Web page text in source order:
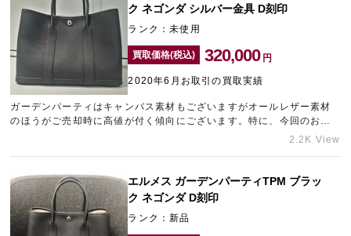
ク ネゴンダ シルバー金具 D刻印
ランク：未使用
買取価格(税込) 320,000 円
2020年6月お取引の買取実績
ガーデンパーティはキャンバス素材もございますがオールレザー素材
のほうがご売却時に高値が付く傾向にございます。特に、今回のお買
い取りアイテムのようなブラックなどモノトーン系のカラーは使いや
2.2K View
エルメス ガーデンパーティTPM ブラッ
ク ネゴンダ D刻印
ランク：新品